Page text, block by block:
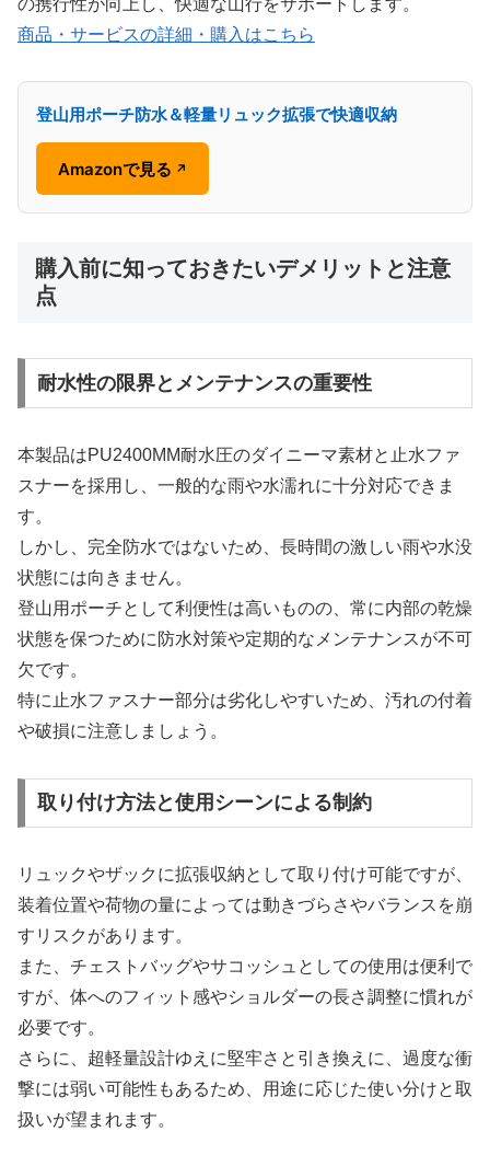
商品・サービスの詳細・購入はこちら
登山用ポーチ防水＆軽量リュック拡張で快適収納
Amazonで見る ↗
購入前に知っておきたいデメリットと注意
点
耐水性の限界とメンテナンスの重要性
本製品はPU2400MM耐水圧のダイニーマ素材と止水ファ
スナーを採用し、一般的な雨や水濡れに十分対応できま
す。
しかし、完全防水ではないため、長時間の激しい雨や水没
状態には向きません。
登山用ポーチとして利便性は高いものの、常に内部の乾燥
状態を保つために防水対策や定期的なメンテナンスが不可
欠です。
特に止水ファスナー部分は劣化しやすいため、汚れの付着
や破損に注意しましょう。
取り付け方法と使用シーンによる制約
リュックやザックに拡張収納として取り付け可能ですが、
装着位置や荷物の量によっては動きづらさやバランスを崩
すリスクがあります。
また、チェストバッグやサコッシュとしての使用は便利で
すが、体へのフィット感やショルダーの長さ調整に慣れが
必要です。
さらに、超軽量設計ゆえに堅牢さと引き換えに、過度な衝
撃には弱い可能性もあるため、用途に応じた使い分けと取
扱いが望まれます。